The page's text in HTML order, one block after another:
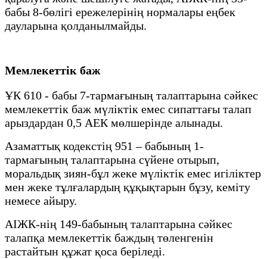
бабы 8-бөлігі ережелерінің нормалары еңбек
дауларына қолданылмайды.
Мемлекеттік баж
ҰК 610 - бабы 7-тармағының талаптарына сәйкес
мемлекеттік баж мүліктік емес сипаттағы талап
арыздардан 0,5 АЕК мөлшерінде алынады.
Азаматтық кодекстің 951 – бабының 1-
тармағының талаптарына сүйене отырып,
моральдық зиян-бұл жеке мүліктік емес игіліктер
мен жеке тұлғалардың құқықтарын бұзу, кеміту
немесе айыру.
АІЖК-нің 149-бабының талаптарына сәйкес
талапқа мемлекеттік баждың төленгенін
растайтын құжат қоса беріледі.